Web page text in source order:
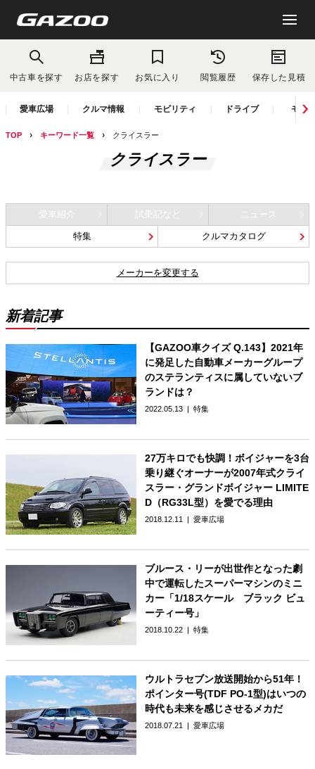
中古車を探す お店を探す お気に入り 閲覧履歴 保存した見積
愛車広場 クルマ情報 モビリティ ドライブ モー
TOP キーワード一覧 クライスラー
クライスラー
愛車紹介 試乗記など ニュース
特集 クルマカタログ
メーカーを変更する
新着記事
【GAZOO車クイズ Q.143】2021年
に発足した自動車メーカーグループ
のステランティスに属していないブ
ランドは？
2022.05.13 特集
27万キロでも快調！ボイジャーを3台
乗り継ぐオーナーが2007年式クライ
スラー・グランドボイジャー LIMITE
D（RG33L型）を愛でる理由
2018.12.11 愛車広場
ブルース・リーが出世作となった劇
中で運転したスーパーマシンのミニ
カー「1/18スケール ブラック ビュ
ーティー号」
2018.10.22 特集
ウルトラセブン放送開始から51年！
ポインター号(TDF PO-1型)はいつの
時代も未来を感じさせるメカだ
2018.07.21 愛車広場